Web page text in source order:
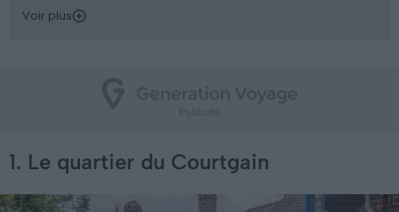
Voir plus
1. Le quartier du Courtgain